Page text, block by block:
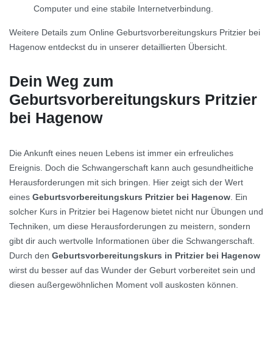
Computer und eine stabile Internetverbindung.
Weitere Details zum Online Geburtsvorbereitungskurs Pritzier bei
Hagenow entdeckst du in unserer detaillierten Übersicht.
Dein Weg zum
Geburtsvorbereitungskurs Pritzier
bei Hagenow
Die Ankunft eines neuen Lebens ist immer ein erfreuliches
Ereignis. Doch die Schwangerschaft kann auch gesundheitliche
Herausforderungen mit sich bringen. Hier zeigt sich der Wert
eines Geburtsvorbereitungskurs Pritzier bei Hagenow. Ein
solcher Kurs in Pritzier bei Hagenow bietet nicht nur Übungen und
Techniken, um diese Herausforderungen zu meistern, sondern
gibt dir auch wertvolle Informationen über die Schwangerschaft.
Durch den Geburtsvorbereitungskurs in Pritzier bei Hagenow
wirst du besser auf das Wunder der Geburt vorbereitet sein und
diesen außergewöhnlichen Moment voll auskosten können.